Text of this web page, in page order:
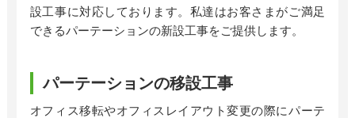
設工事に対応しております。私達はお客さまがご満足
できるパーテーションの新設工事をご提供します。
パーテーションの移設工事
オフィス移転やオフィスレイアウト変更の際にパーテ